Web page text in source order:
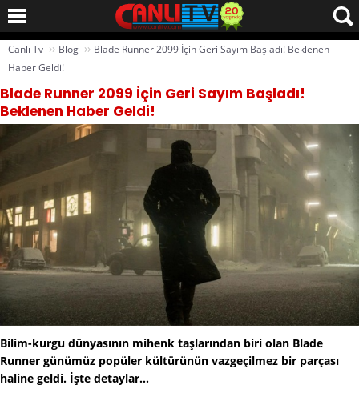
Canlı Tv ›› Blog ›› Blade Runner 2099 İçin Geri Sayım Başladı! Beklenen
Haber Geldi!
Blade Runner 2099 İçin Geri Sayım Başladı!
Beklenen Haber Geldi!
Bilim-kurgu dünyasının mihenk taşlarından biri olan Blade
Runner günümüz popüler kültürünün vazgeçilmez bir parçası
haline geldi. İşte detaylar...